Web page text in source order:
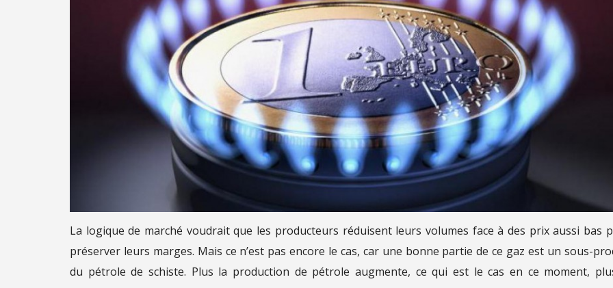
La logique de marché voudrait que les producteurs réduisent leurs volumes face à des prix aussi bas
préserver leurs marges. Mais ce n’est pas encore le cas, car une bonne partie de ce gaz est un sous-
du pétrole de schiste. Plus la production de pétrole augmente, ce qui est le cas en ce moment,